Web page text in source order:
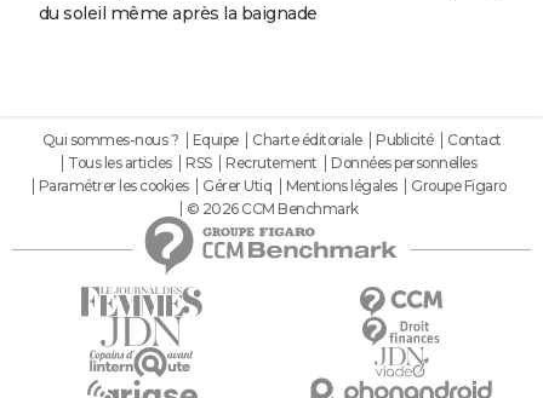
du soleil même après la baignade
Qui sommes-nous ? Equipe Charte éditoriale Publicité
Contact
Tous les articles
RSS Recrutement
Données personnelles
Paramétrer les cookies
Gérer Utiq Mentions légales
Groupe Figaro
© 2026 CCM Benchmark